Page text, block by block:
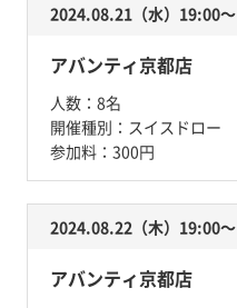
2024.08.21（水）19:00〜
アバンティ京都店
人数： 8名
開催種別： スイスドロー
参加料： 300円
2024.08.22（木）19:00〜
アバンティ京都店